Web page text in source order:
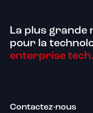
La plus grande
pour la
enterprise tech.
Contactez-nous